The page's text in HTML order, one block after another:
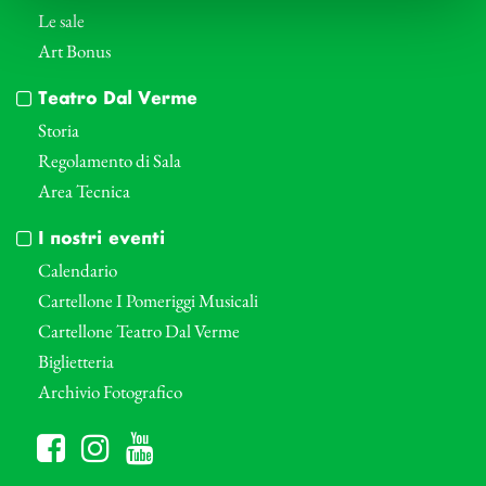
Le sale
Art Bonus
Teatro Dal Verme
Storia
Regolamento di Sala
Area Tecnica
I nostri eventi
Calendario
Cartellone I Pomeriggi Musicali
Cartellone Teatro Dal Verme
Biglietteria
Archivio Fotografico